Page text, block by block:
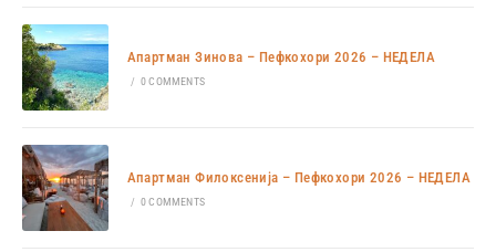
Апартман Зинова – Пефкохори 2026 – НЕДЕЛА
/ 0 COMMENTS
Апартман Филоксенија – Пефкохори 2026 – НЕДЕЛА
/ 0 COMMENTS